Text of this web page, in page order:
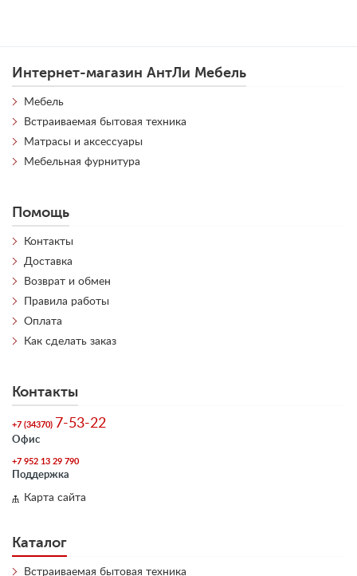
Интернет-магазин АнтЛи Мебель
Мебель
Встраиваемая бытовая техника
Матрасы и аксессуары
Мебельная фурнитура
Помощь
Контакты
Доставка
Возврат и обмен
Правила работы
Оплата
Как сделать заказ
Контакты
+7 (34370) 7-53-22
Офис
+7 952 13 29 790
Поддержка
Карта сайта
Каталог
Встраиваемая бытовая техника